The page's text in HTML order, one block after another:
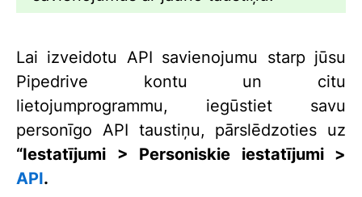
Lai izveidotu API savienojumu starp jūsu
Pipedrive kontu un citu
lietojumprogrammu, iegūstiet savu
personīgo API taustiņu, pārslēdzoties uz
“Iestatījumi > Personiskie iestatījumi >
API.